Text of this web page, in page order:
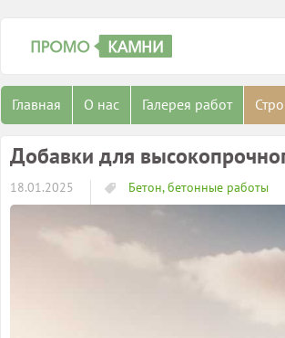
Главная О нас Галерея работ
Добавки для
18.01.2025 Бетон, бетонные работы